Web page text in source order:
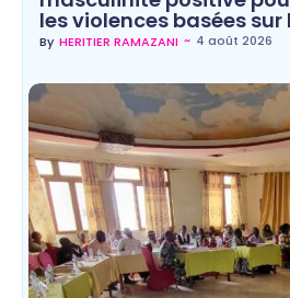
les violences basées sur
By HERITIER RAMAZANI ~ 4 août 2026